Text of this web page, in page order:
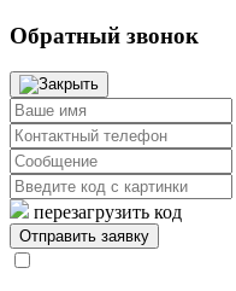
Обратный звонок
перезагрузить код